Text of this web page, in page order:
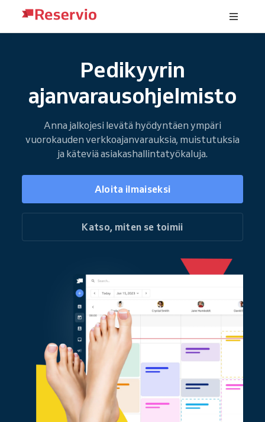
Pedikyyrin
ajanvarausohjelmisto
Anna jalkojesi levätä hyödyntäen ympäri
vuorokauden verkkoajanvarauksia, muistutuksia
ja käteviä asiakashallintatyökaluja.
Aloita ilmaiseksi
Katso, miten se toimii